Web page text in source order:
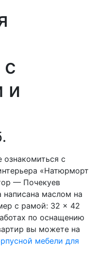
и
с
«Натюрморт
— Почекуев
маслом на
с рамой: 32 × 42
по оснащению
вы можете на
мебели для